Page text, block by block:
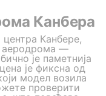
Канбера
Канбере,
аеродрома —
је паметнија
је фиксна од
модел возила
проверити